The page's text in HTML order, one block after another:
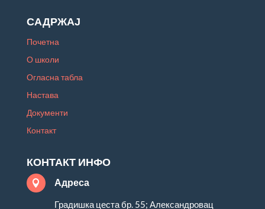
САДРЖАЈ
Почетна
О школи
Огласна табла
Настава
Документи
Контакт
КОНТАКТ ИНФО
 Адреса
Градишка цеста бр. 55; Александровац